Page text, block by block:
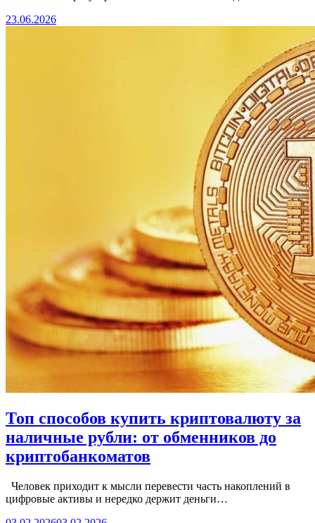
23.06.2026
Топ способов купить криптовалюту за
наличные рубли: от обменников до
криптобанкоматов
Человек приходит к мысли перевести часть накоплений в
цифровые активы и нередко держит деньги…